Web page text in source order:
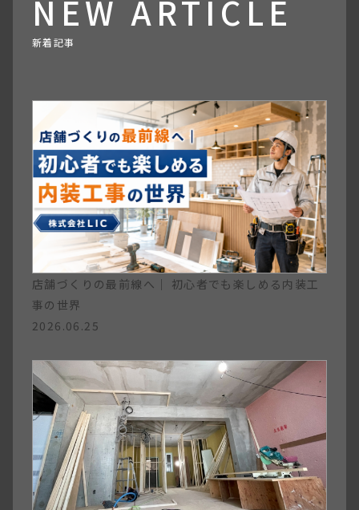
NEW ARTICLE
新着記事
店舗づくりの最前線へ｜ 初心者でも楽しめる内装工
事の世界
2026.06.25